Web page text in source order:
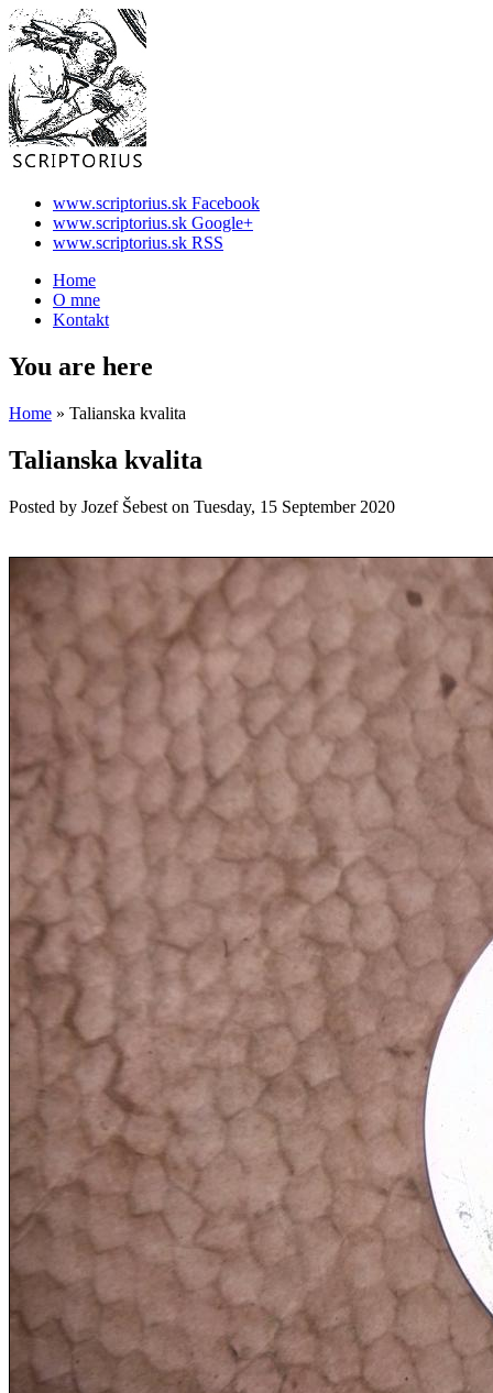
www.scriptorius.sk Facebook
www.scriptorius.sk Google+
www.scriptorius.sk RSS
Home
O mne
Kontakt
You are here
Home » Talianska kvalita
Talianska kvalita
Posted by Jozef Šebest on Tuesday, 15 September 2020